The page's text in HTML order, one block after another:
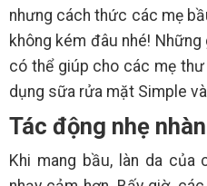
nhưng cách thức các mẹ
không kém đâu nhé!
có thể giúp cho các mẹ
dụng sữa rửa mặt Simple
Tác động nhẹ
Khi mang bầu, làn da